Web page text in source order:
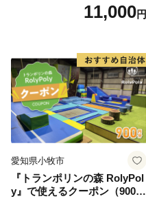
11,000円
愛知県小牧市
『トランポリンの森 RolyPol
y』で使えるクーポン（900